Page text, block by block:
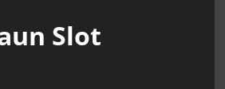
Slot